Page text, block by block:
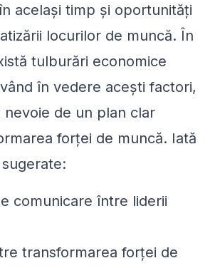
același timp și oportunități
locurilor de muncă. În
tulburări economice
în vedere acești factori,
nevoie de un plan clar
forței de muncă. Iată
comunicare între liderii
transformarea forței de